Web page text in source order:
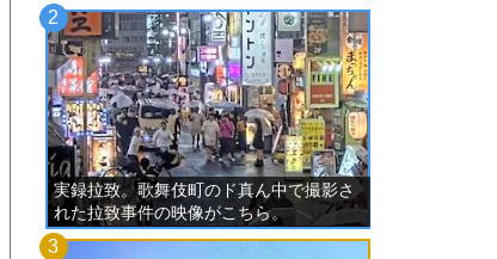
実録拉致。歌舞伎町のド真ん中で撮影さ
れた拉致事件の映像がこちら。